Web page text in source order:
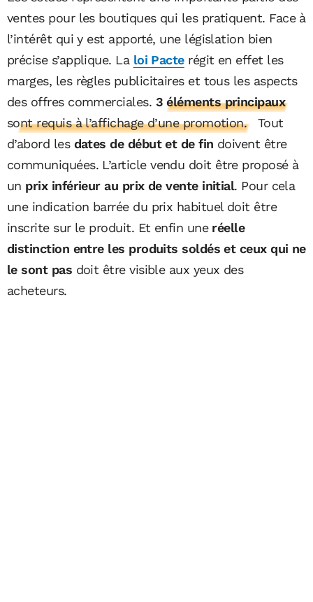
ventes pour les boutiques qui les pratiquent. Face à
l’intérêt qui y est apporté, une législation bien
précise s’applique. La loi Pacterégit en effet les
marges, les règles publicitaires et tous les aspects
des offres commerciales. 3 éléments principaux
sont requis à l’affichage d’une promotion.
Tout
d’abord les dates de début et de fin doivent être
communiquées. L’article vendu doit être proposé à
un prix inférieur au prix de vente initial. Pour cela
une indication barrée du prix habituel doit être
inscrite sur le produit. Et enfin une réelle
distinction entre les produits soldés et ceux qui ne
le sont pas doit être visible aux yeux des
acheteurs.